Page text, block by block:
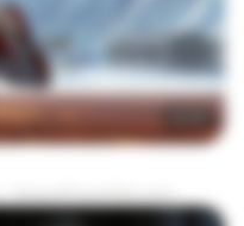
SpacePowerFan.com